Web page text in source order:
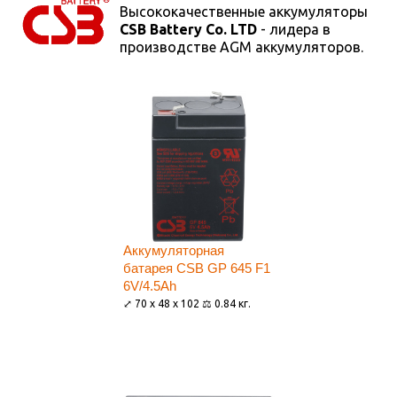
Высококачественные аккумуляторы
CSB Battery Co. LTD - лидера в
производстве AGM аккумуляторов.
Аккумуляторная
батарея CSB GP 645 F1
6V/4.5Ah
⤢ 70 x 48 x 102 ⚖ 0.84 кг.